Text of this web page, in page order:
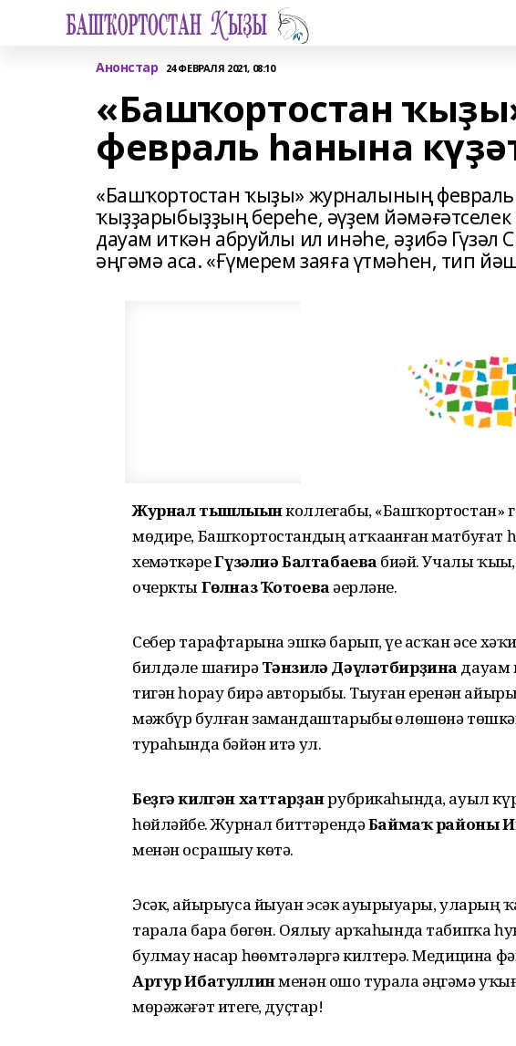
Анонстар 24 ФЕВРАЛЯ 2021, 08:10
«Башҡортостан
февраль һанына
«Башҡортостан ҡыҙы» журналының
ҡыҙҙарыбыҙҙың береһе, әүҙем
дауам иткән абруйлы ил инәһе, әҙибә Гүзәл
әңгәмә аса. «Ғүмерем заяға үтмәһен, тип
Журнал тышлығынколлегабыҙ, «Башҡортостан»
мөдире, Башҡортостандың атҡаҙанған матбуғат
хеҙмәткәреГүзәлиә Балтабаева биҙәй. Учалы
очерктыГөлназ Ҡотоеваәҙерләне.
Себер тарафтарына эшкә барып, үҙе асҡан әсе
билдәле шағирәТәнзилә Дәүләтбирҙина дауам
тигән һорау бирә авторыбыҙ. Тыуған еренән
мәжбүр булған замандаштарыбыҙ өлөшөнә
тураһында бәйән итә ул.
Беҙгә килгән хаттарҙанрубрикаһында, ауыл
һөйләйбеҙ. Журнал биттәрендәБаймаҡ районы
менән осрашыу көтә.
Эсәк, айырыуса йыуан эсәк ауырыуҙары,
тарала бара бөгөн. Оялыу арҡаһында табипҡа
булмау насар һөҙөмтәләргә килтерә. Медицина
Артур Ибатуллинменән ошо турала әңгәмә
мөрәжәғәт итегеҙ, дуҫтар!